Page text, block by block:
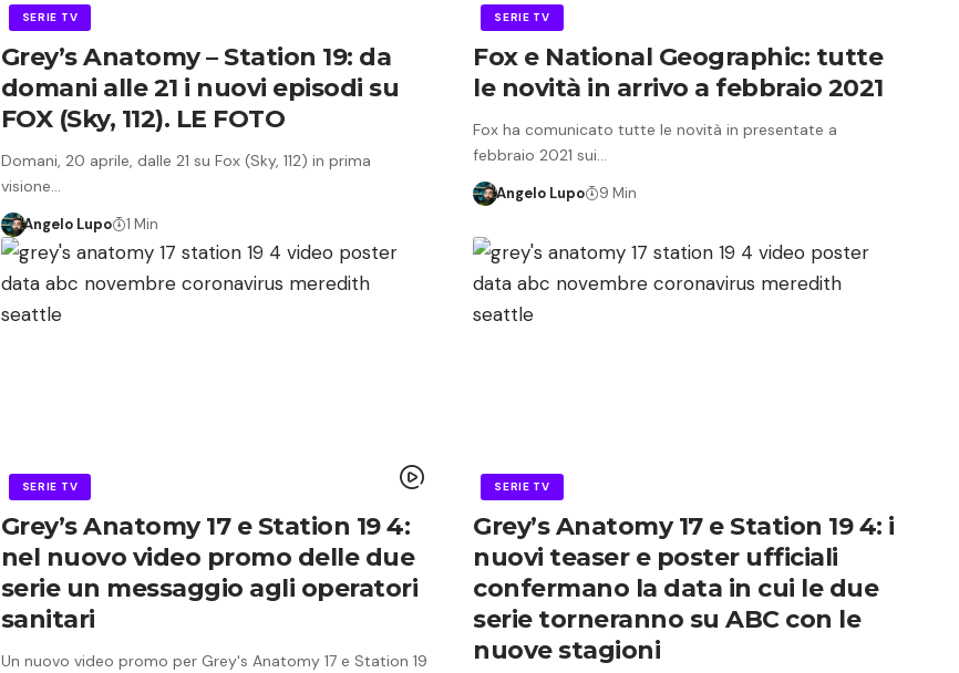
SERIE TV
Grey’s Anatomy – Station 19: da
domani alle 21 i nuovi episodi su
FOX (Sky, 112). LE FOTO
Domani, 20 aprile, dalle 21 su Fox (Sky, 112) in prima
visione…
Angelo Lupo 1 Min
SERIE TV
Fox e National Geographic: tutte
le novità in arrivo a febbraio 2021
Fox ha comunicato tutte le novità in presentate a
febbraio 2021 sui…
Angelo Lupo 9 Min
SERIE TV
Grey’s Anatomy 17 e Station 19 4:
nel nuovo video promo delle due
serie un messaggio agli operatori
sanitari
Un nuovo video promo per Grey's Anatomy 17 e Station 19
SERIE TV
Grey’s Anatomy 17 e Station 19 4: i
nuovi teaser e poster ufficiali
confermano la data in cui le due
serie torneranno su ABC con le
nuove stagioni